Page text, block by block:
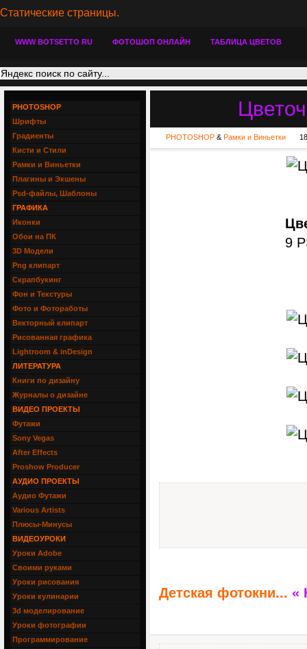
Статические страницы.
WWW BOTSETTO RU ФОТОШОП ОНЛАЙН ТАБЛИЦА ЦВЕТОВ
PHOTOSHOP & Рамки и Виньетки
9
Детская фотокни... «
PHOTOSHOP
Шрифты
Градиенты
Кисти и Стили
Рамки и Виньетки
Плагины и Экшены
Psd-файлы, Шаблоны
ГРАФИКА
Иконки
Обои на ПК
3D Модели
Png клипарт
Скрапбукинг
Фон и Текстуры
Фото и Фотоработы
Векторный клипарт
Рисованная графика
Lightroom & inDesign
ЛИТЕРАТУРА
Книги по дизайну
Журналы о дизайне
ВИДЕО ПРОЕКТЫ
Футажи
Sony Vegas
After Effects
Proshow Producer
АУДИО ПРОЕКТЫ
Аудио Футажи
Various Artists
Плюсы-Минусы
ВИДЕОУРОКИ
Уроки Adobe
Своими руками
Уроки рисования
Уроки кулинарии
3d моделирование
Уроки фотографии
Программирование